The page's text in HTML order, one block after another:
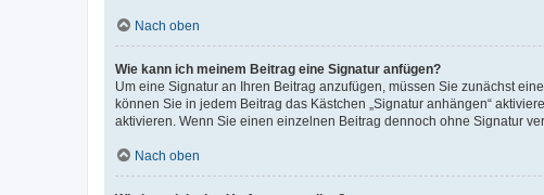
Nach oben
Wie kann ich meinem Beitrag eine Signatur anfügen?
Um eine Signatur an Ihren Beitrag anzufügen, müssen Sie zunächst
können Sie in jedem Beitrag das Kästchen „Signatur anhängen“
aktivieren. Wenn Sie einen einzelnen Beitrag dennoch ohne Signatur
Nach oben